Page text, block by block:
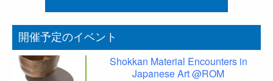
開催予定のイベント
Shokkan Material Encounters in
Japanese Art @ROM